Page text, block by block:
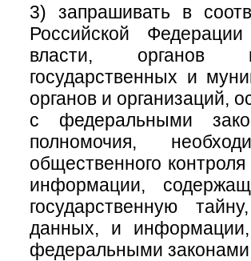
3) запрашивать в
Российской
власти, органов
государственных и
органов и организаций,
с федеральными
полномочия,
общественного
информации,
государственную
данных, и информации,
федеральными